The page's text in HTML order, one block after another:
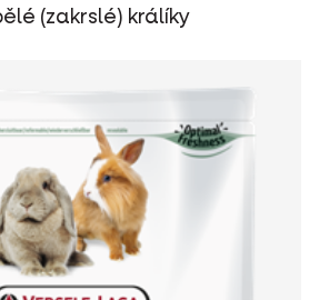
(zakrslé) králíky